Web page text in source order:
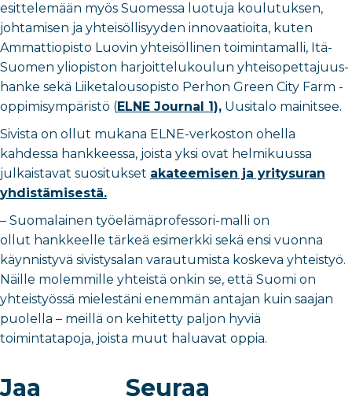
esittelemään myös Suomessa luotuja koulutuksen,
johtamisen ja yhteisöllisyyden innovaatioita, kuten
Ammattiopisto Luovin yhteisöllinen toimintamalli, Itä-
Suomen yliopiston harjoittelukoulun yhteisopettajuus-
hanke sekä Liiketalousopisto Perhon Green City Farm -
oppimisympäristö (ELNE Journal 1), Uusitalo mainitsee.
Sivista on ollut mukana ELNE-verkoston ohella
kahdessa hankkeessa, joista yksi ovat helmikuussa
julkaistavat suositukset akateemisen ja yritysuran
yhdistämisestä.
– Suomalainen työelämäprofessori-malli on
ollut hankkeelle tärkeä esimerkki sekä ensi vuonna
käynnistyvä sivistysalan varautumista koskeva yhteistyö.
Näille molemmille yhteistä onkin se, että Suomi on
yhteistyössä mielestäni enemmän antajan kuin saajan
puolella – meillä on kehitetty paljon hyviä
toimintatapoja, joista muut haluavat oppia.
Jaa Seuraa